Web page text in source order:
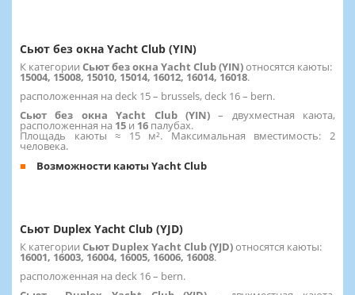
Сьют без окна Yacht Club (YIN)
К категории Сьют без окна Yacht Club (YIN)относятся каюты:
15004, 15008, 15010, 15014, 16012, 16014, 16018.
расположенная на deck 15 – brussels, deck 16 – bern.
Сьют без окна Yacht Club (YIN)– двухместная каюта,
расположенная на 15 и 16 палубах.
Площадь каюты ≈ 15 м². Максимальная вместимость: 2
человека.
Возможности каюты Yacht Club
Сьют Duplex Yacht Club (YJD)
К категории Сьют Duplex Yacht Club (YJD)относятся каюты:
16001, 16003, 16004, 16005, 16006, 16008.
расположенная на deck 16 – bern.